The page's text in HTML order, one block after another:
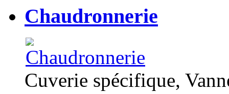
Chaudronnerie
Cuverie spécifique,